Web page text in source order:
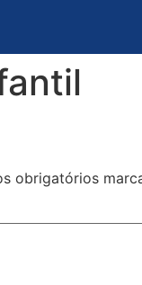
obrigatórios